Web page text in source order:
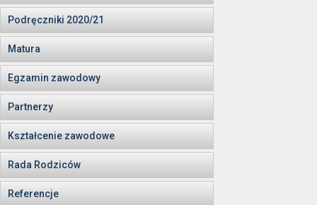
Podręczniki 2020/21
Matura
Egzamin zawodowy
Partnerzy
Kształcenie zawodowe
Rada Rodziców
Referencje